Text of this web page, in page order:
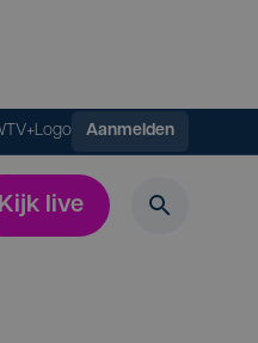
Logo Aanmelden
Kijk live